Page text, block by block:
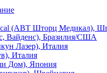
(АВТ Шторц Медикал),
Вайденс), Бразилия/США
Лазер), Италия
Италия
Дом), Япония